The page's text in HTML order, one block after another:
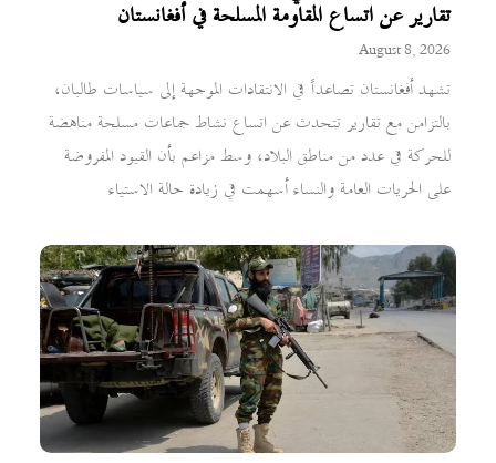
تقارير عن اتساع المقاومة المسلحة في أفغانستان
August 8, 2026
تشهد أفغانستان تصاعداً في الانتقادات الموجهة إلى سياسات طالبان،
بالتزامن مع تقارير تتحدث عن اتساع نشاط جماعات مسلحة مناهضة
للحركة في عدد من مناطق البلاد، وسط مزاعم بأن القيود المفروضة
على الحريات العامة والنساء أسهمت في زيادة حالة الاستياء